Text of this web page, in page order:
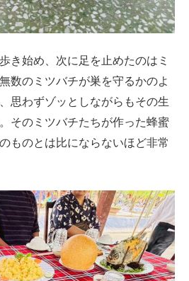
き始め、次に足を止めたのはミ
数のミツバチが巣を守るかのよ
思わずゾッとしながらもその生
そのミツバチたちが作った蜂蜜
ものとは比にならないほど非常